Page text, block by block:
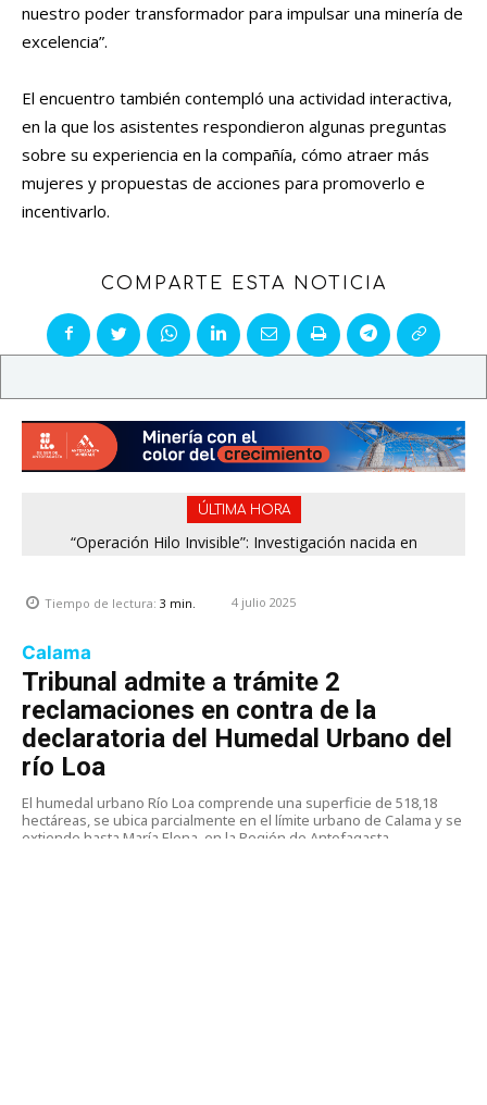
nuestro poder transformador para impulsar una minería de
excelencia”.
El encuentro también contempló una actividad interactiva,
en la que los asistentes respondieron algunas preguntas
sobre su experiencia en la compañía, cómo atraer más
mujeres y propuestas de acciones para promoverlo e
incentivarlo.
COMPARTE ESTA NOTICIA